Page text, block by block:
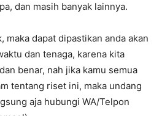
dan masih banyak lainnya.
maka dapat dipastikan anda akan
dan tenaga, karena kita
benar, nah jika kamu semua
tentang riset ini, maka undang
aja hubungi WA/Telpon